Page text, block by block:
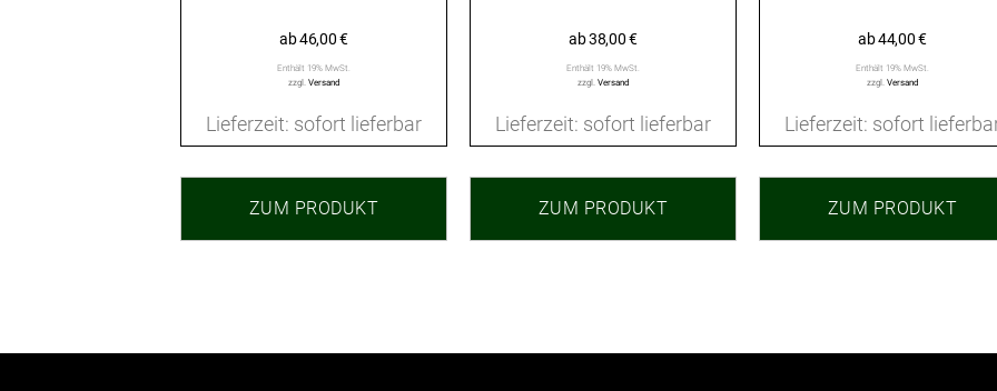
ab46,00€
Enthält 19% MwSt.
zzgl. Versand
Lieferzeit: sofort lieferbar
ZUM PRODUKT
ab38,00€
Enthält 19% MwSt.
zzgl. Versand
Lieferzeit: sofort lieferbar
ZUM PRODUKT
ab44,00€
Enthält 19% MwSt.
zzgl. Versand
Lieferzeit: sofort
ZUM PRODUKT